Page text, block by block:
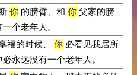
你的膀臂、和 你父家的膀
个老年人。
的时候、 你必看见我居所
永远没有一个老年人。